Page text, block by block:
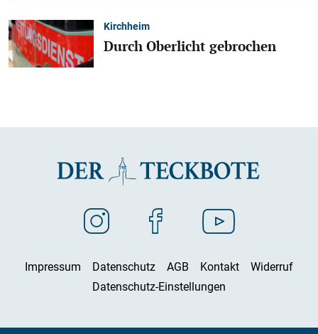
Kirchheim
Durch Oberlicht gebrochen
Impressum Datenschutz AGB Kontakt
Widerruf
Datenschutz-Einstellungen